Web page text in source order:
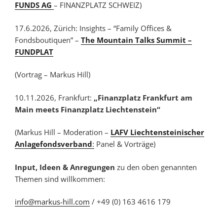
FUNDS AG – FINANZPLATZ SCHWEIZ)
17.6.2026, Zürich: Insights – “Family Offices &
Fondsboutiquen” – The Mountain Talks Summit –
FUNDPLAT
(Vortrag – Markus Hill)
10.11.2026, Frankfurt: „Finanzplatz Frankfurt am
Main meets Finanzplatz Liechtenstein“
(Markus Hill – Moderation – LAFV Liechtensteinischer
Anlagefondsverband: Panel & Vorträge)
Input, Ideen & Anregungen zu den oben genannten
Themen sind willkommen:
info@markus-hill.com / +49 (0) 163 4616 179